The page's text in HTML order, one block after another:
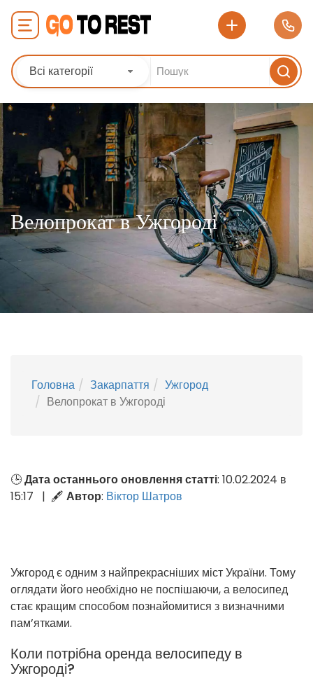
Всі категорії
Велопрокат в Ужгороді
Головна Закарпаття
Ужгород
Велопрокат в Ужгороді
🕒Дата останнього оновлення статті: 10.02.2024 в
15:17 | 🖋 Автор: Віктор Шатров
Ужгород є одним з найпрекрасніших міст України. Тому
оглядати його необхідно не поспішаючи, а велосипед
стає кращим способом познайомитися з визначними
пам’ятками.
Коли потрібна оренда велосипеду в
Ужгороді?